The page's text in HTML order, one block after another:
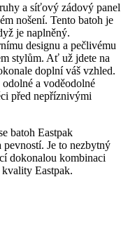
a síťový zádový panel
nošení. Tento batoh je
je naplněný.
designu a pečlivému
stylům. Ať už jdete na
doplní váš vzhled.
a voděodolné
před nepříznivými
batoh Eastpak
Je to nezbytný
dokonalou kombinaci
Eastpak.